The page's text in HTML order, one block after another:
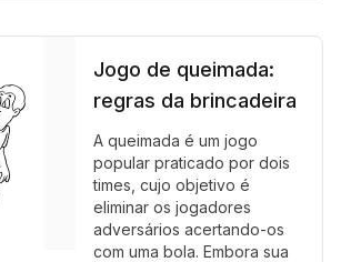
Jogo de queimada:
regras da brincadeira
A queimada é um jogo
popular praticado por dois
times, cujo objetivo é
eliminar os jogadores
adversários acertando-os
com uma bola. Embora sua